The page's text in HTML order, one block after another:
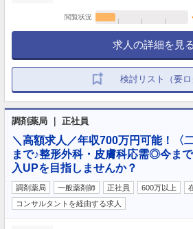
閲覧状況
求人の詳細を見る
検討リスト（要ロ
調剤薬局 ｜ 正社員
＼高額求人／年収700万円可能！〈
まで♪整形外科・皮膚科応需◎今ま
入UPを目指しませんか？
調剤薬局 一般薬剤師 正社員 600万以上
コンサルタントを経由する求人